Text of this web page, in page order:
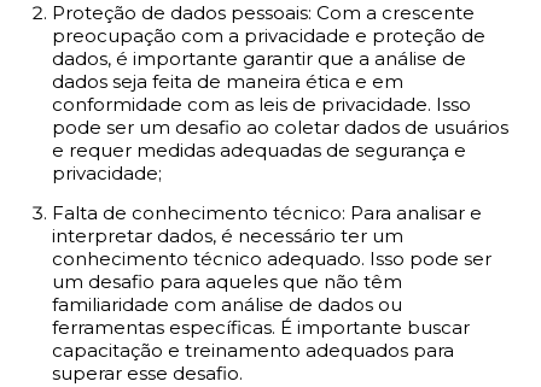
Proteção de dados pessoais: Com a crescente
preocupação com a privacidade e proteção de
dados, é importante garantir que a análise de
dados seja feita de maneira ética e em
conformidade com as leis de privacidade. Isso
pode ser um desafio ao coletar dados de usuários
e requer medidas adequadas de segurança e
privacidade;
Falta de conhecimento técnico: Para analisar e
interpretar dados, é necessário ter um
conhecimento técnico adequado. Isso pode ser
um desafio para aqueles que não têm
familiaridade com análise de dados ou
ferramentas específicas. É importante buscar
capacitação e treinamento adequados para
superar esse desafio.